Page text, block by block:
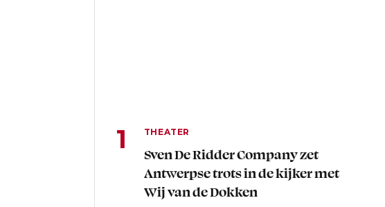
THEATER
Sven De Ridder Company zet
Antwerpse trots in de kijker met
Wij van de Dokken